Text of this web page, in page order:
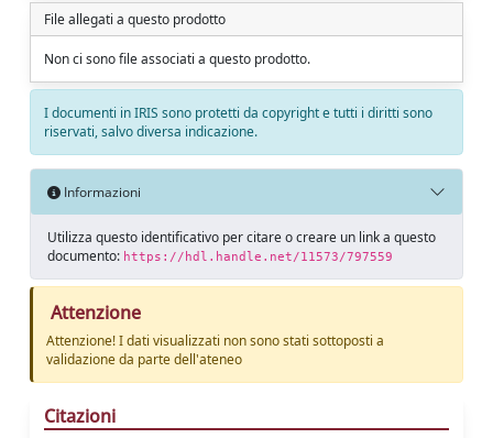
File allegati a questo prodotto
Non ci sono file associati a questo prodotto.
I documenti in IRIS sono protetti da copyright e tutti i diritti sono
riservati, salvo diversa indicazione.
Informazioni
Utilizza questo identificativo per citare o creare un link a questo
documento: https://hdl.handle.net/11573/797559
Attenzione
Attenzione! I dati visualizzati non sono stati sottoposti a
validazione da parte dell'ateneo
Citazioni